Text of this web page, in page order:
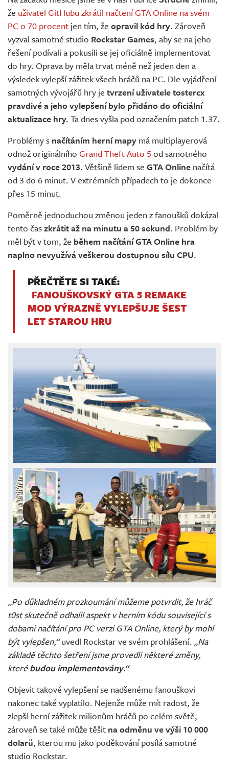
Živě
že uživatel GitHubu zkrátil načtení GTA Online na svém
PC o 70 procent jen tím, že opravil kód hry. Zároveň
vyzval samotné studio Rockstar Games, aby se na jeho
řešení podívali a pokusili se jej oficiálně implementovat
do hry. Oprava by měla trvat méně než jeden den a
výsledek vylepší zážitek všech hráčů na PC. Dle vyjádření
samotných vývojářů hry je tvrzení uživatele tostercx
pravdivé a jeho vylepšení bylo přidáno do oficiální
aktualizace hry. Ta dnes vyšla pod označením patch 1.37.
Problémy s načítáním herní mapy má multiplayerová
odnož originálního Grand Theft Auto 5 od samotného
vydání v roce 2013. Většině lidem se GTA Online načítá
od 3 do 6 minut. V extrémních případech to je dokonce
přes 15 minut.
Poměrně jednoduchou změnou jeden z fanoušků dokázal
tento časzkrátit až na minutu a 50 sekund. Problém by
měl být v tom, že během načítání GTA Online hra
naplno nevyužívá veškerou dostupnou sílu CPU.
PŘEČTĚTE SI TAKÉ:
FANOUŠKOVSKÝ GTA 5 REMAKE
MOD VÝRAZNĚ VYLEPŠUJE ŠEST
LET STAROU HRU
„Po důkladném prozkoumání můžeme potvrdit, že hráč
t0st skutečně odhalil aspekt v herním kódu související s
dobami načítání pro PC verzi GTA Online, který by mohl
být vylepšen,“uvedl Rockstar ve svém prohlášení. „Na
základě těchto šetření jsme provedli některé změny,
kterébudou implementovány.“
Objevit takové vylepšení se nadšenému fanouškovi
nakonec také vyplatilo. Nejenže může mít radost, že
zlepší herní zážitek milionům hráčů po celém světě,
zároveň se také může těšit na odměnu ve výši 10 000
dolarů, kterou mu jako poděkování posílá samotné
studio Rockstar.